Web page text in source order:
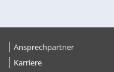
Ansprechpartner
Karriere